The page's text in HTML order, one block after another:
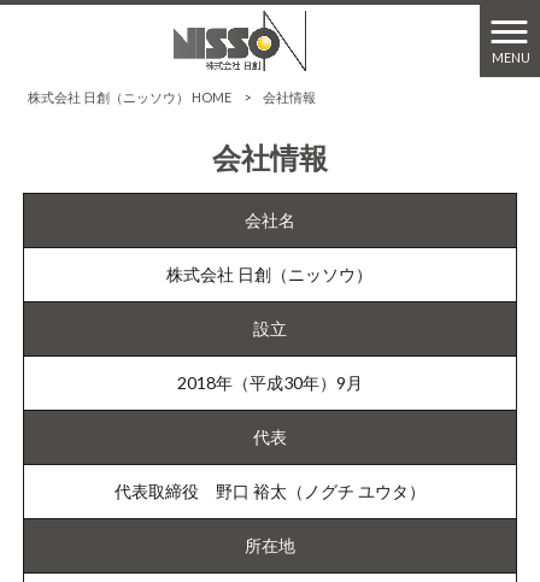
MENU
株式会社 日創（ニッソウ） HOME > 会社情報
会社情報
会社名
株式会社 日創（ニッソウ）
設立
2018年（平成30年）9月
代表
代表取締役 野口 裕太（ノグチ ユウタ）
所在地